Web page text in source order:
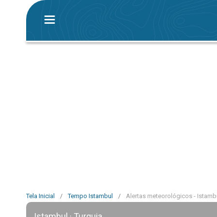
Tela Inicial / Tempo Istambul / Alertas meteorológicos -